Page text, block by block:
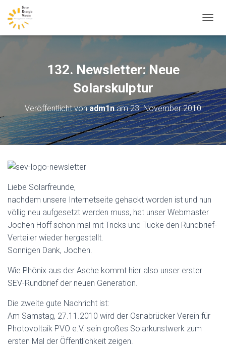
A
I
I
O
N
U
M
S
E
132. Newsletter: Neue
Solarskulptur
Veröffentlicht vonadm1nam23. November 2010
Liebe Solarfreunde,
nachdem unsere Internetseite gehackt worden ist und nun
völlig neu aufgesetzt werden muss, hat unser Webmaster
Jochen Hoff schon mal mit Tricks und Tücke den Rundbrief-
Verteiler wieder hergestellt.
Sonnigen Dank, Jochen.
Wie Phönix aus der Asche kommt hier also unser erster
SEV-Rundbrief der neuen Generation.
Die zweite gute Nachricht ist:
Am Samstag, 27.11.2010 wird der Osnabrücker Verein für
Photovoltaik PVO e.V. sein großes Solarkunstwerk zum
ersten Mal der Öffentlichkeit zeigen.